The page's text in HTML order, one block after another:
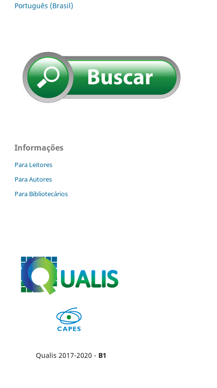
Português (Brasil)
Informações
Para Leitores
Para Autores
Para Bibliotecários
Qualis 2017-2020 - B1